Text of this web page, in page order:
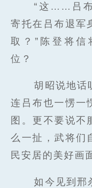
“这……吕布
寄托在吕布退军
取？”陈登将信
位？
胡昭说地话
连吕布也一愣一
图。更不要说不
么一扯，武将们
民安居的美好画
如今见到邢